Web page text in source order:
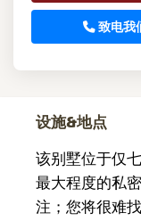
致电我
设施&地点
该别墅位于仅
最大程度的私
注；您将很难